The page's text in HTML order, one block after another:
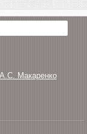
Макаренко